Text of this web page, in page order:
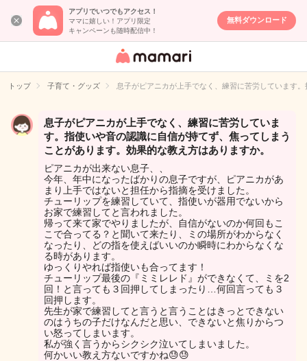
アプリでいつでもアクセス！
ママに嬉しい！アプリ限定
キャンペーンも随時配信中！
無料ダウンロード
女性専用匿名QA
イト
トップ 子育て・グッズ 息子がピアニカが上手でなく、練習に苦労しています
息子がピアニカが上手でなく、練習に苦労していま
す。指使いや音の認識に自信が持てず、焦ってしまう
ことがあります。効果的な教え方はありますか。
ピアニカが出来ない息子、、
今年、年中になったばかりの息子ですが、ピアニカがあ
まり上手ではないと担任から指摘を受けました。
チューリップを練習していて、指使いが器用でないから
お家で練習してと言われました。
帰って来て家でやりましたが、自信がないのか何回もこ
こで合ってる？と聞いて来たり、ミの場所がわからなく
なったり、どの指を使えばいいのか瞬時にわからなくな
る時があります。
ゆっくりやれば指使いも合ってます！
チューリップ最後の『ミミレレド』ができなくて、ミを2
回！と言っても３回押してしまったり…何回言っても３
回押します。
先生が家で練習してと言うと言うことはきっとできない
のはうちの子だけなんだと思い、できないと焦りからつ
い怒ってしまいます。
私が強く言うからシクシク泣いてしまいました。
何かいい教え方ないですかね😓😓